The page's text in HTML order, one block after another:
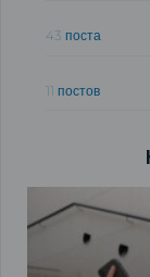
43 поста
11 постов